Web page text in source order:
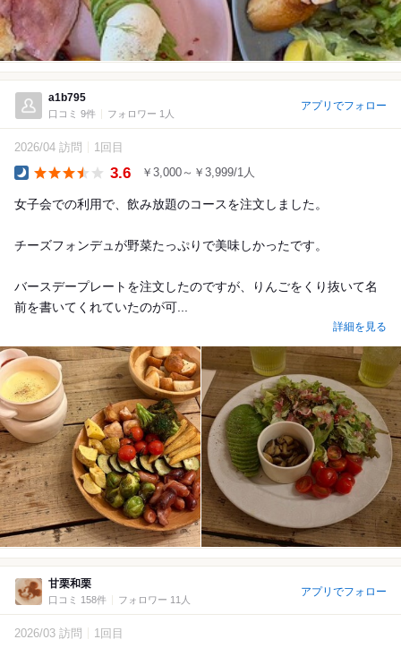
a1b795
口コミ 9件 フォロワー 1人
アプリでフォロー
2026/04 訪問 1回目
3.6 ￥3,000～￥3,999/1人
女子会での利用で、飲み放題のコースを注文しました。
チーズフォンデュが野菜たっぷりで美味しかったです。
バースデープレートを注文したのですが、りんごをくり抜いて名
前を書いてくれていたのが可...
詳細を見る
甘栗和栗
口コミ 158件 フォロワー 11人
アプリでフォロー
2026/03 訪問 1回目